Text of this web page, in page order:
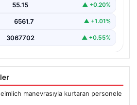
55.15 ▲ +0.20%
6561.7 ▲ +1.01%
3067702 ▲ +0.55%
manevrasıyla kurtaran personele